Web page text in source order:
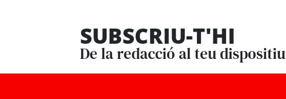
SUBSCRIU-T'HI
De la redacció al teu dispositiu